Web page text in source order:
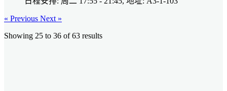
« Previous Next »
Showing 25 to 36 of63 results